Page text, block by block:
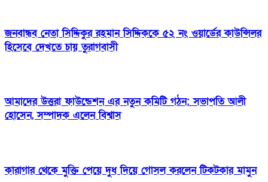
জনবান্ধব নেতা সিদ্দিকুর রহমান সিদ্দিককে ৫২ নং ওয়ার্ডের কাউন্সিলর
হিসেবে দেখতে চায় তুরাগবাসী
আমাদের উত্তরা ফাউন্ডেশন এর নতুন কমিটি গঠন: সভাপতি আলী
হোসেন, সম্পাদক এলেন বিশ্বাস
কারাগার থেকে মুক্তি পেয়ে দুধ দিয়ে গোসল করলেন টিকটকার মামুন